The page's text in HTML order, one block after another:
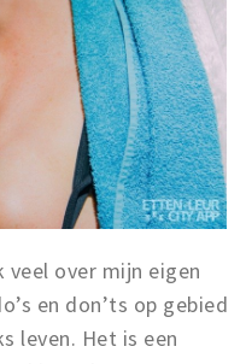
veel over mijn eigen
en don’ts op gebied
leven. Het is een